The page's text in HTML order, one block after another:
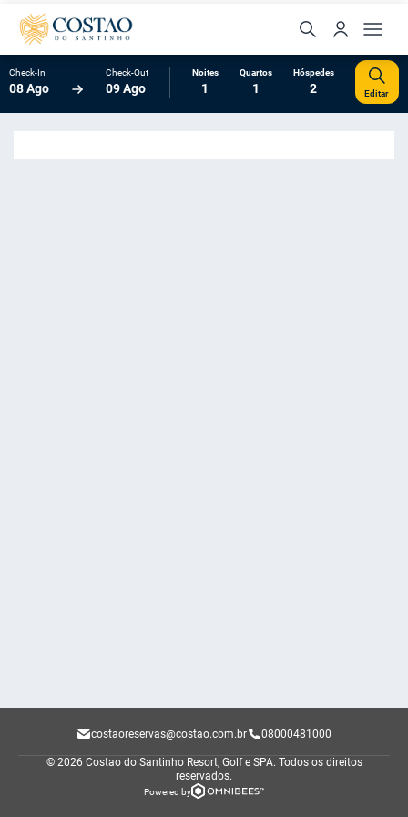
Check-In
08 Ago
Check-Out
09 Ago
Noites
1
Quartos
1
Hóspedes
2 Editar
costaoreservas@costao.com.br 08000481000
© 2026 Costao do Santinho Resort, Golf e SPA. Todos os direitos
reservados.
Powered by